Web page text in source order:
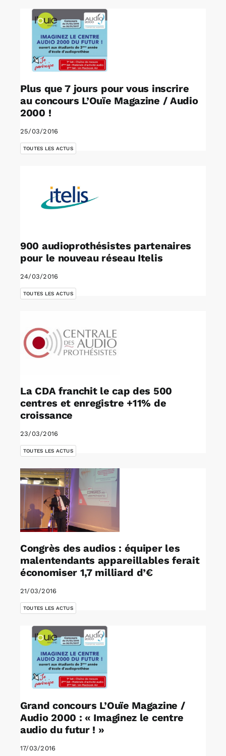
Plus que 7 jours pour vous inscrire
au concours L’Ouïe Magazine / Audio
2000 !
25/03/2016
TOUTES LES ACTUS
900 audioprothésistes partenaires
pour le nouveau réseau Itelis
24/03/2016
TOUTES LES ACTUS
La CDA franchit le cap des 500
centres et enregistre +11% de
croissance
23/03/2016
TOUTES LES ACTUS
Congrès des audios : équiper les
malentendants appareillables ferait
économiser 1,7 milliard d’€
21/03/2016
TOUTES LES ACTUS
Grand concours L’Ouïe Magazine /
Audio 2000 : « Imaginez le centre
audio du futur ! »
17/03/2016